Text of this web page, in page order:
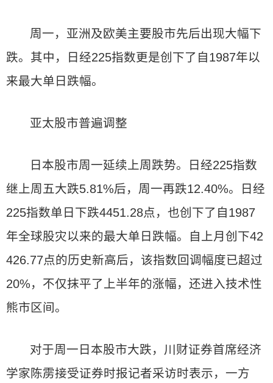
周一，亚洲及欧美主要股市先后出现大幅下
跌。其中，日经225指数更是创下了自1987年以
来最大单日跌幅。
亚太股市普遍调整
日本股市周一延续上周跌势。日经225指数
继上周五大跌5.81%后，周一再跌12.40%。日经
225指数单日下跌4451.28点，也创下了自1987
年全球股灾以来的最大单日跌幅。自上月创下42
426.77点的历史新高后，该指数回调幅度已超过
20%，不仅抹平了上半年的涨幅，还进入技术性
熊市区间。
对于周一日本股市大跌，川财证券首席经济
学家陈雳接受证券时报记者采访时表示，一方